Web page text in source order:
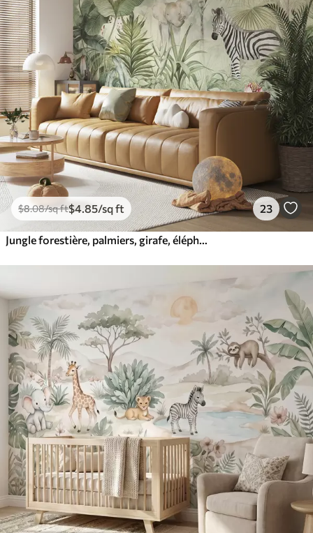
$8.08/sq ft$4 .85/sq ft 23